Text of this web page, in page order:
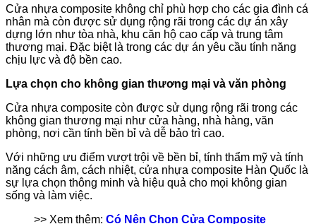
Cửa nhựa composite không chỉ phù hợp cho các gia đình cá
nhân mà còn được sử dụng rộng rãi trong các dự án xây
dựng lớn như tòa nhà, khu căn hộ cao cấp và trung tâm
thương mại. Đặc biệt là trong các dự án yêu cầu tính năng
chịu lực và độ bền cao.
Lựa chọn cho không gian thương mại và văn phòng
Cửa nhựa composite còn được sử dụng rộng rãi trong các
không gian thương mại như cửa hàng, nhà hàng, văn
phòng, nơi cần tính bền bỉ và dễ bảo trì cao.
Với những ưu điểm vượt trội về bền bỉ, tính thẩm mỹ và tính
năng cách âm, cách nhiệt, cửa nhựa composite Hàn Quốc là
sự lựa chọn thông minh và hiệu quả cho mọi không gian
sống và làm việc.
>> Xem thêm: Có Nên Chọn Cửa Composite